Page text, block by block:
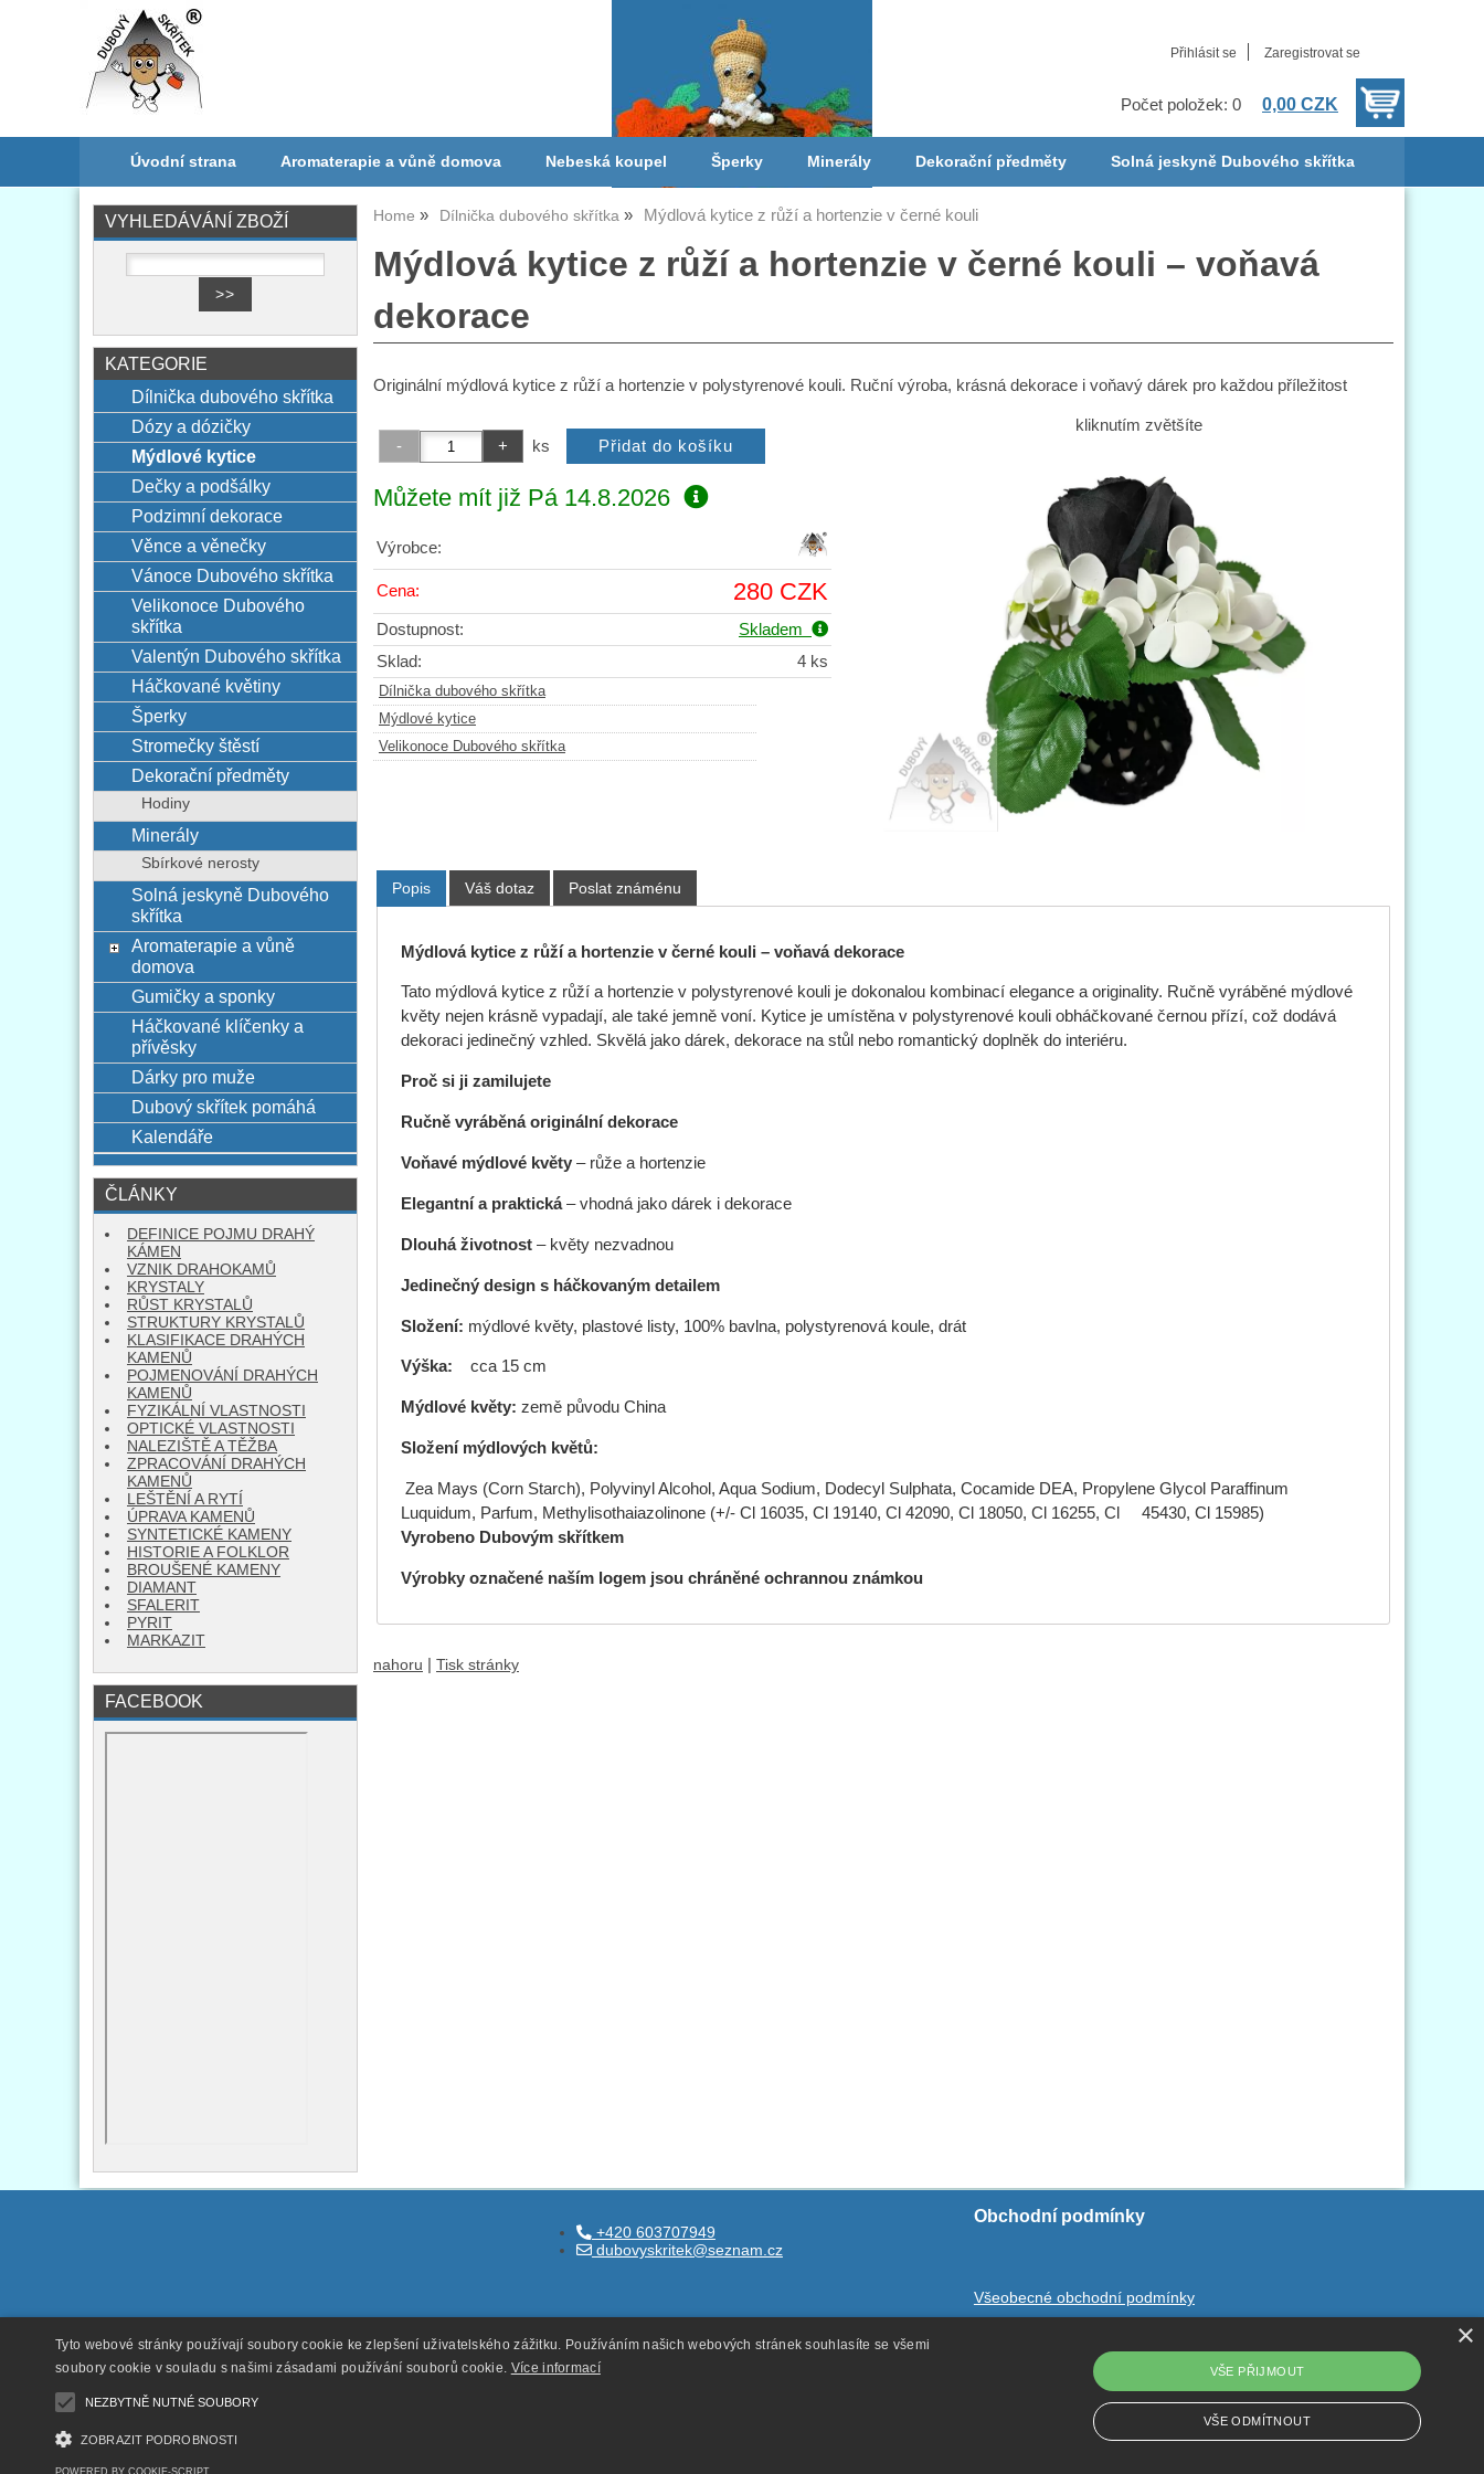
Přihlásit se Zaregistrovat se
Počet položek: 0 0,00 CZK
Úvodní strana Aromaterapie a vůně domova Nebeská koupel Šperky Minerály Dekorační předměty Solná jeskyně Dubového skřítka
Home Dílnička dubového skřítka Mýdlová kytice z růží a hortenzie v černé kouli
Mýdlová kytice z růží a hortenzie v černé kouli – voňavá
dekorace
Originální mýdlová kytice z růží a hortenzie v polystyrenové kouli. Ruční výroba, krásná dekorace i voňavý dárek pro každou příležitost
kliknutím zvětšíte
ks
Můžete mít již Pá 14.8.2026
Výrobce:
Cena: 280 CZK
Dostupnost:
Skladem
Sklad:
4 ks
Dílnička dubového skřítka
Mýdlové kytice
Velikonoce Dubového skřítka
Popis Váš dotaz Poslat známénu
Mýdlová kytice z růží a hortenzie v černé kouli – voňavá dekorace
Tato mýdlová kytice z růží a hortenzie v polystyrenové kouli je dokonalou kombinací elegance a originality. Ručně vyráběné mýdlové
květy nejen krásně vypadají, ale také jemně voní. Kytice je umístěna v polystyrenové kouli obháčkované černou přízí, což dodává
dekoraci jedinečný vzhled. Skvělá jako dárek, dekorace na stůl nebo romantický doplněk do interiéru.
Proč si ji zamilujete
Ručně vyráběná originální dekorace
Voňavé mýdlové květy– růže a hortenzie
Elegantní a praktická– vhodná jako dárek i dekorace
Dlouhá životnost– květy nezvadnou
Jedinečný design s háčkovaným detailem
Složení: mýdlové květy, plastové listy, 100% bavlna, polystyrenová koule, drát
Výška: cca 15 cm
Mýdlové květy: země původu China
Složení mýdlových květů:
Zea Mays (Corn Starch), Polyvinyl Alcohol, Aqua Sodium, Dodecyl Sulphata, Cocamide DEA, Propylene Glycol Paraffinum
Luquidum, Parfum, Methylisothaiazolinone (+/- Cl 16035, Cl 19140, Cl 42090, Cl 18050, Cl 16255, Cl 45430, Cl 15985)
Vyrobeno Dubovým skřítkem
Výrobky označené naším logem jsou chráněné ochrannou známkou
nahoru Tisk stránky
VYHLEDÁVÁNÍ ZBOŽÍ
KATEGORIE
Dílnička dubového skřítka
Dózy a dózičky
Mýdlové kytice
Dečky a podšálky
Podzimní dekorace
Věnce a věnečky
Vánoce Dubového skřítka
Velikonoce Dubového
skřítka
Valentýn Dubového skřítka
Háčkované květiny
Šperky
Stromečky štěstí
Dekorační předměty
Hodiny
Minerály
Sbírkové nerosty
Solná jeskyně Dubového
skřítka
Aromaterapie a vůně
domova
Gumičky a sponky
Háčkované klíčenky a
přívěsky
Dárky pro muže
Dubový skřítek pomáhá
Kalendáře
ČLÁNKY
DEFINICE POJMU DRAHÝ
KÁMEN
VZNIK DRAHOKAMŮ
KRYSTALY
RŮST KRYSTALŮ
STRUKTURY KRYSTALŮ
KLASIFIKACE DRAHÝCH
KAMENŮ
POJMENOVÁNÍ DRAHÝCH
KAMENŮ
FYZIKÁLNÍ VLASTNOSTI
OPTICKÉ VLASTNOSTI
NALEZIŠTĚ A TĚŽBA
ZPRACOVÁNÍ DRAHÝCH
KAMENŮ
LEŠTĚNÍ A RYTÍ
ÚPRAVA KAMENŮ
SYNTETICKÉ KAMENY
HISTORIE A FOLKLOR
BROUŠENÉ KAMENY
DIAMANT
SFALERIT
PYRIT
MARKAZIT
FACEBOOK
+420 603707949
dubovyskritek@seznam.cz
Obchodní podmínky
Všeobecné obchodní podmínky
Odstoupení od smlouvy
×
Tyto webové stránky používají soubory cookie ke zlepšení uživatelského zážitku. Používáním našich webových stránek souhlasíte se všemi
soubory cookie v souladu s našimi zásadami používání souborů cookie. Více informací
NEZBYTNĚ NUTNÉ SOUBORY
ZOBRAZIT PODROBNOSTI
VŠE PŘIJMOUT
VŠE ODMÍTNOUT
POWERED BY COOKIE-SCRIPT